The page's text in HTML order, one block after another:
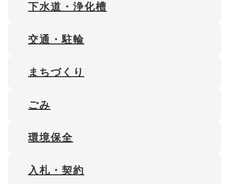
下水道・浄化槽
交通・駐輪
まちづくり
ごみ
環境保全
入札・契約